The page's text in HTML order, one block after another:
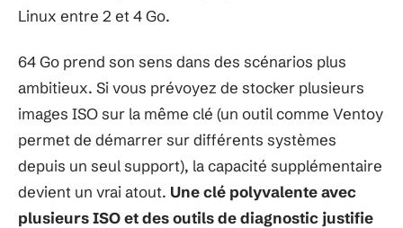
Linux entre 2 et 4 Go.
64 Go prend son sens dans des scénarios plus
ambitieux. Si vous prévoyez de stocker plusieurs
images ISO sur la même clé (un outil comme Ventoy
permet de démarrer sur différents systèmes
depuis un seul support), la capacité supplémentaire
devient un vrai atout. Une clé polyvalente avec
plusieurs ISO et des outils de diagnostic justifie